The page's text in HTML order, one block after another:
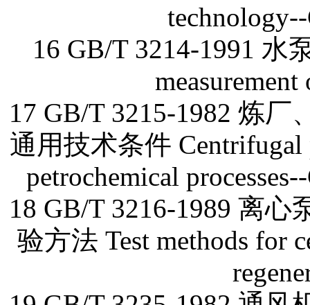
16 GB/T 3214-1991 水
17 GB/T 3215-1982 炼
通用技术条件 Centrifugal
petrochemical
18 GB/T 3216-1989 离
验方法 Test methods for